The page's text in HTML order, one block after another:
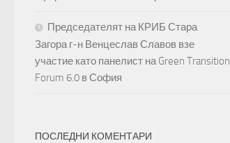
Председателят на КРИБ Стара
Загора г-н Венцеслав Славов взе
участие като панелист на Green Transition
Forum 6.0 в София
ПОСЛЕДНИ КОМЕНТАРИ